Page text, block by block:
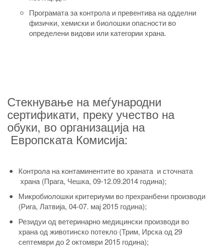
Програмата за контрола и превентива на одделни
физички, хемиски и биолошки опасности во
определени видови или категории храна.
Стекнување на меѓународни
сертификати, преку учество на
обуки, во организација на
Европската Комисија:
Контрола на контаминентите во храната и сточната
храна (Прага, Чешка, 09-12.09.2014 година);
Микробиолошки критериуми во прехранбени производи
(Рига, Латвија, 04-07. мај 2015 година);
Резидуи од ветеринарно медицински производи во
храна од животинско потекло (Трим, Ирска од 29
септември до 2 октомври 2015 година);